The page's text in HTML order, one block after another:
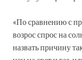
«По сравнению с
возрос спрос на
назвать причину